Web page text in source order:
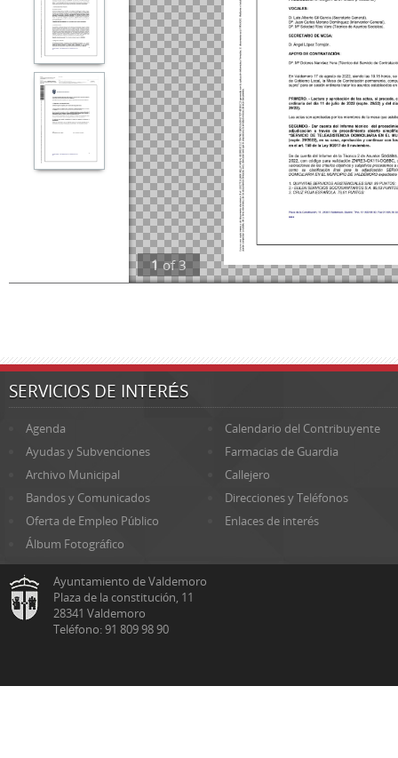
1 of3
SERVICIOS DE INTERÉS
Agenda
Calendario del Contribuyente
Ayudas y Subvenciones
Farmacias de Guardia
Archivo Municipal
Callejero
Bandos y Comunicados
Direcciones y Teléfonos
Oferta de Empleo Público
Enlaces de interés
Álbum Fotográfico
Ayuntamiento de Valdemoro
Plaza de la constitución, 11
28341 Valdemoro
Teléfono: 91 809 98 90